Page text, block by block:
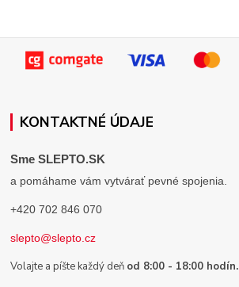
KONTAKTNÉ ÚDAJE
Sme SLEPTO.SK
a pomáhame vám vytvárať pevné spojenia.
+420 702 846 070
slepto@slepto.cz
Volajte a píšte každý deň od 8:00 - 18:00 hodín.